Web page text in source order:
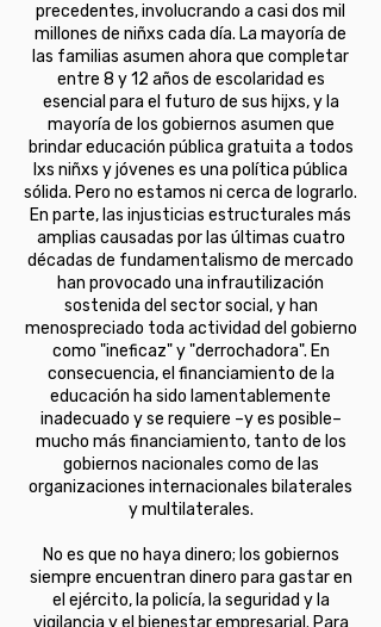
precedentes, involucrando a casi dos mil
millones de niñxs cada día. La mayoría de
las familias asumen ahora que completar
entre 8 y 12 años de escolaridad es
esencial para el futuro de sus hijxs, y la
mayoría de los gobiernos asumen que
brindar educación pública gratuita a todos
lxs niñxs y jóvenes es una política pública
sólida. Pero no estamos ni cerca de lograrlo.
En parte, las injusticias estructurales más
amplias causadas por las últimas cuatro
décadas de fundamentalismo de mercado
han provocado una infrautilización
sostenida del sector social, y han
menospreciado toda actividad del gobierno
como "ineficaz" y "derrochadora". En
consecuencia, el financiamiento de la
educación ha sido lamentablemente
inadecuado y se requiere –y es posible–
mucho más financiamiento, tanto de los
gobiernos nacionales como de las
organizaciones internacionales bilaterales
y multilaterales.
No es que no haya dinero; los gobiernos
siempre encuentran dinero para gastar en
el ejército, la policía, la seguridad y la
vigilancia y el bienestar empresarial. Para